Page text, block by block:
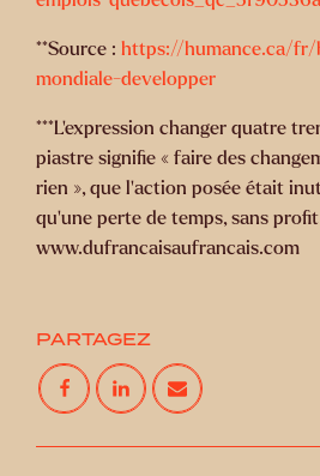
**Source : https://humance.ca/
mondiale-developper
***L’expression changer quatre
piastre signifie « faire des
rien », que l’action posée était
qu’une perte de temps, sans
www.dufrancaisaufrancais.com
PARTAGEZ